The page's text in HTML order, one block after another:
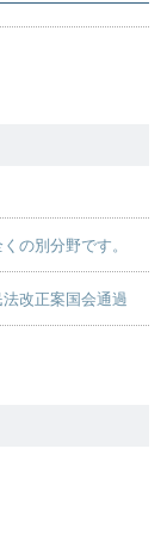
の別分野です。
改正案国会通過